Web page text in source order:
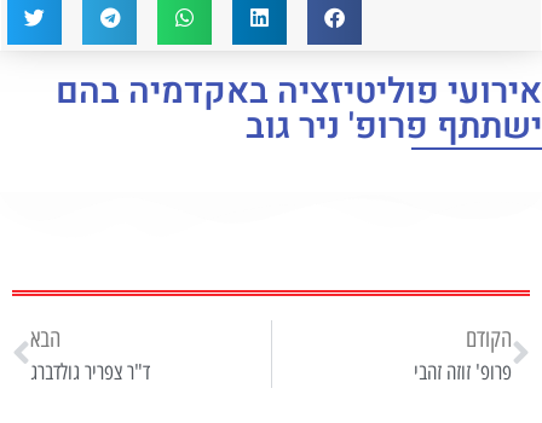
אירועי פוליטיזציה באקדמיה בהם
ישתתף פרופ' ניר גוב
הקודם
פרופ' זוזה זהבי
הבא
ד"ר צפריר גולדברג